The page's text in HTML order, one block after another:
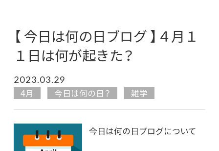
【 今日は何の日ブログ 】４月１
１日は何が起きた？
2023.03.29
4月 今日は何の日？ 雑学
今日は何の日ブログについて